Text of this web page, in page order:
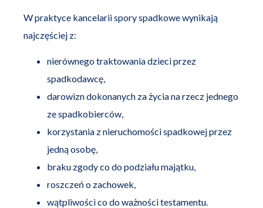
W praktyce kancelarii spory spadkowe wynikają
najczęściej z:
nierównego traktowania dzieci przez
spadkodawcę,
darowizn dokonanych za życia na rzecz jednego
ze spadkobierców,
korzystania z nieruchomości spadkowej przez
jedną osobę,
braku zgody co do podziału majątku,
roszczeń o zachowek,
wątpliwości co do ważności testamentu.